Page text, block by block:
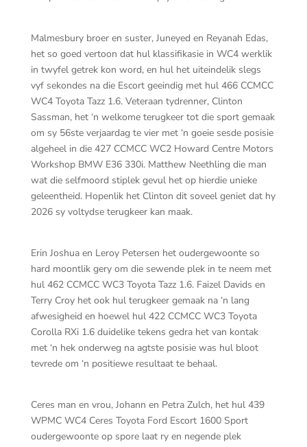
Malmesbury broer en suster, Juneyed en Reyanah Edas,
het so goed vertoon dat hul klassifikasie in WC4 werklik
in twyfel getrek kon word, en hul het uiteindelik slegs
vyf sekondes na die Escort geeindig met hul 466 CCMCC
WC4 Toyota Tazz 1.6. Veteraan tydrenner, Clinton
Sassman, het ‘n welkome terugkeer tot die sport gemaak
om sy 56ste verjaardag te vier met ‘n goeie sesde posisie
algeheel in die 427 CCMCC WC2 Howard Centre Motors
Workshop BMW E36 330i. Matthew Neethling die man
wat die selfmoord stiplek gevul het op hierdie unieke
geleentheid. Hopenlik het Clinton dit soveel geniet dat hy
2026 sy voltydse terugkeer kan maak.
Erin Joshua en Leroy Petersen het oudergewoonte so
hard moontlik gery om die sewende plek in te neem met
hul 462 CCMCC WC3 Toyota Tazz 1.6. Faizel Davids en
Terry Croy het ook hul terugkeer gemaak na ‘n lang
afwesigheid en hoewel hul 422 CCMCC WC3 Toyota
Corolla RXi 1.6 duidelike tekens gedra het van kontak
met ‘n hek onderweg na agtste posisie was hul bloot
tevrede om ‘n positiewe resultaat te behaal.
Ceres man en vrou, Johann en Petra Zulch, het hul 439
WPMC WC4 Ceres Toyota Ford Escort 1600 Sport
oudergewoonte op spore laat ry en negende plek